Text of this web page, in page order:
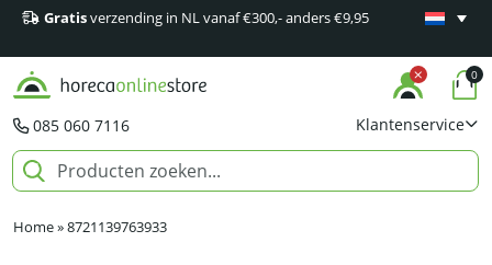
Gratisverzending in NL vanaf €300,- anders €9,95
Minimaal
085 060 7116 Klantenservice
0
Home»8721139763933